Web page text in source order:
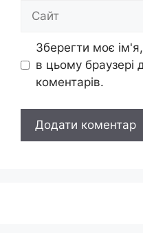
Сайт
Зберегти моє
в цьому браузері
коментарів.